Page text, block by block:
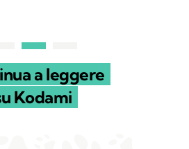
a leggere
Kodami